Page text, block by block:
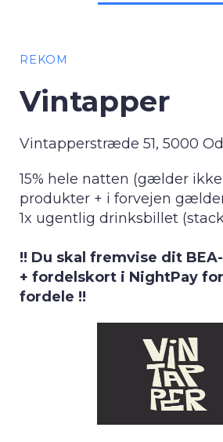
REKOM
Vintapper
Vintapperstræde 51, 5000
15% hele natten (gælder
produkter + i forvejen
1x ugentlig drinksbillet
!! Du skal fremvise dit
+ fordelskort i NightPay
fordele !!